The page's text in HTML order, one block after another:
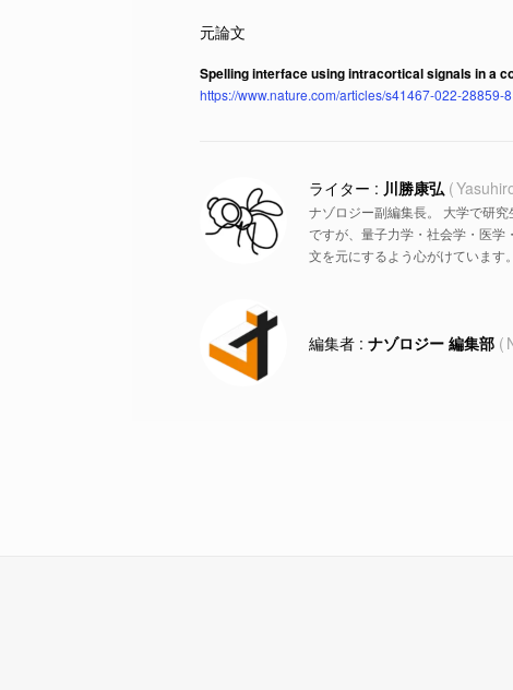
Spelling interface using intracortical signals in a
https://www.nature.com/articles/s41467-022-28859-8
川勝康弘
ナゾロジー副編集長。 大学で研
ですが、量子力学・社会学・医学
文を元にするよう心がけています
ナゾロジー 編集部